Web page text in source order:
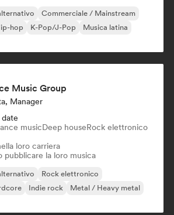
Commerciale / Mainstream
hop K-Pop/J-Pop
Musica latina
Music Group
Manager
date
musicDeep houseRock elettronico
loro carriera
pubblicare la loro musica
Rock elettronico
Indie rock
Metal / Heavy metal